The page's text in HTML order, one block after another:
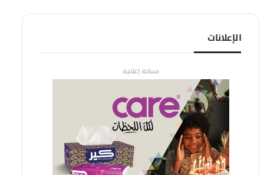
الإعلانات
مساحة إعلانية